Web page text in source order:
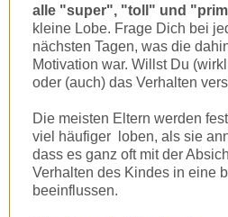
alle "super", "toll" und
kleine Lobe. Frage Dich bei
nächsten Tagen, was die
Motivation war. Willst Du
oder (auch) das Verhalten
Die meisten Eltern werden
viel häufiger loben, als sie
dass es ganz oft mit der
Verhalten des Kindes in eine
beeinflussen.